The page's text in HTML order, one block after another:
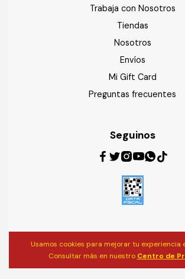
Trabaja con Nosotros
Tiendas
Nosotros
Envíos
Mi Gift Card
Preguntas frecuentes
Seguinos
Usamos cookies para mejorar tu experiencia
Consultar más en nuestro Centro de